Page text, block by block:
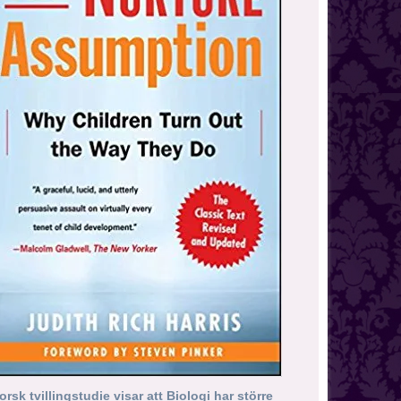
tvillingstudie visar att Biologi har större